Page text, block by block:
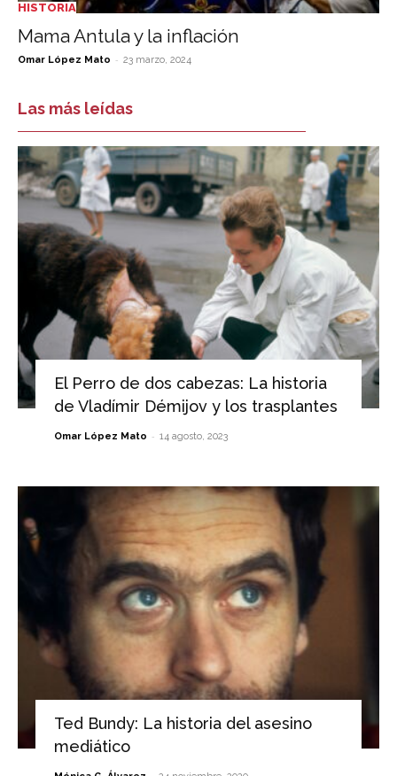
HISTORIA
Mama Antula y la inflación
Omar López Mato - 23 marzo, 2024
Las más leídas
El Perro de dos cabezas: La historia
de Vladímir Démijov y los trasplantes
Omar López Mato - 14 agosto, 2023
Ted Bundy: La historia del asesino
mediático